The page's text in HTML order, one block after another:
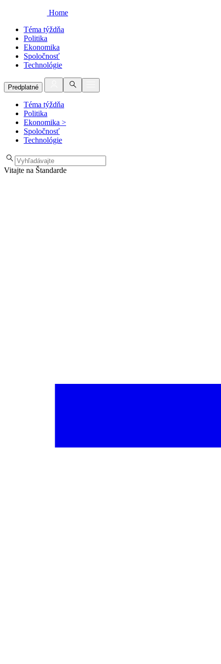
Home
Téma týždňa
Politika
Ekonomika
Spoločnosť
Technológie
Predplatné
Téma týždňa
Politika
Ekonomika >
Spoločnosť
Technológie
Vitajte na Štandarde